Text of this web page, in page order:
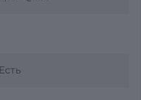
Есть